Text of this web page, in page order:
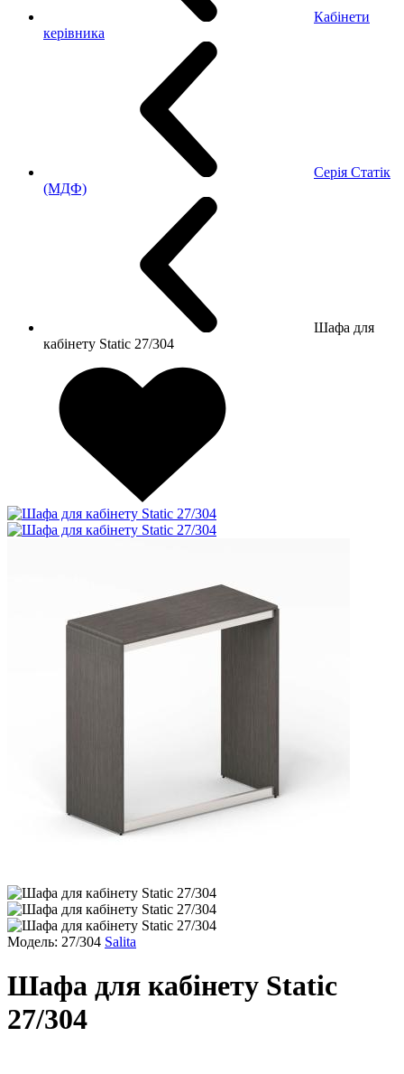
Кабінети
керівника
Серія Статік
(МДФ)
Шафа для
кабінету Static 27/304
Модель: 27/304 Salita
Шафа для кабінету Static
27/304